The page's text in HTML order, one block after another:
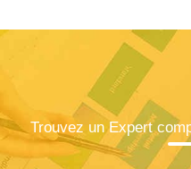
Trouvez un Expert